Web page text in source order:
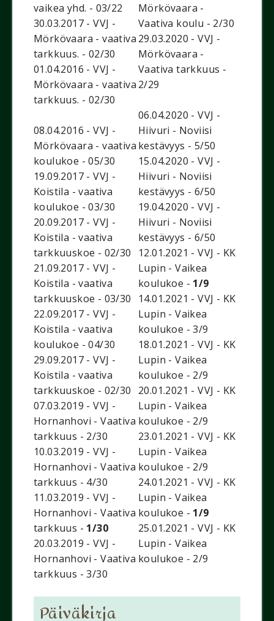
vaikea yhd. - 03/22
30.03.2017 - VVJ -
Mörkövaara - vaativa
tarkkuus. - 02/30
01.04.2016 - VVJ -
Mörkövaara - vaativa
tarkkuus. - 02/30
08.04.2016 - VVJ -
Mörkövaara - vaativa
koulukoe - 05/30
19.09.2017 - VVJ -
Koistila - vaativa
koulukoe - 03/30
20.09.2017 - VVJ -
Koistila - vaativa
tarkkuuskoe - 02/30
21.09.2017 - VVJ -
Koistila - vaativa
tarkkuuskoe - 03/30
22.09.2017 - VVJ -
Koistila - vaativa
koulukoe - 04/30
29.09.2017 - VVJ -
Koistila - vaativa
tarkkuuskoe - 02/30
07.03.2019 - VVJ -
Hornanhovi - Vaativa
tarkkuus - 2/30
10.03.2019 - VVJ -
Hornanhovi - Vaativa
tarkkuus - 4/30
11.03.2019 - VVJ -
Hornanhovi - Vaativa
tarkkuus - 1/30
20.03.2019 - VVJ -
Hornanhovi - Vaativa
tarkkuus - 3/30
Mörkövaara -
Vaativa koulu - 2/30
29.03.2020 - VVJ -
Mörkövaara -
Vaativa tarkkuus -
2/29
06.04.2020 - VVJ -
Hiivuri - Noviisi
kestävyys - 5/50
15.04.2020 - VVJ -
Hiivuri - Noviisi
kestävyys - 6/50
19.04.2020 - VVJ -
Hiivuri - Noviisi
kestävyys - 6/50
12.01.2021 - VVJ - KK
Lupin - Vaikea
koulukoe - 1/9
14.01.2021 - VVJ - KK
Lupin - Vaikea
koulukoe - 3/9
18.01.2021 - VVJ - KK
Lupin - Vaikea
koulukoe - 2/9
20.01.2021 - VVJ - KK
Lupin - Vaikea
koulukoe - 2/9
23.01.2021 - VVJ - KK
Lupin - Vaikea
koulukoe - 2/9
24.01.2021 - VVJ - KK
Lupin - Vaikea
koulukoe - 1/9
25.01.2021 - VVJ - KK
Lupin - Vaikea
koulukoe - 2/9
Päiväkirja